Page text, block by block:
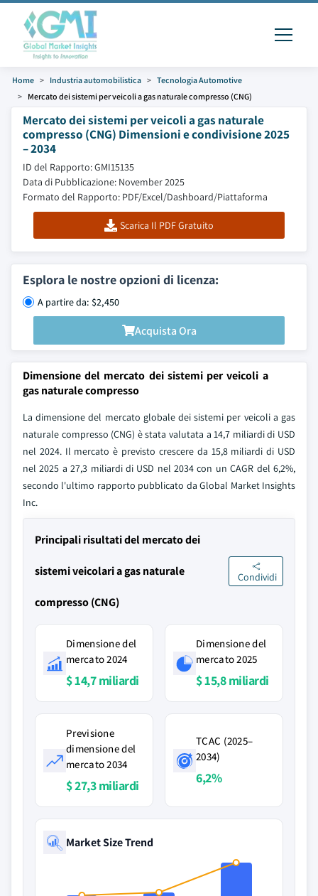
Home Industria automobilistica
Tecnologia Automotive
Mercato dei sistemi per veicoli a gas naturale compresso (CNG)
Mercato dei sistemi per veicoli a gas naturale
compresso (CNG) Dimensioni e condivisione 2025
– 2034
ID del Rapporto: GMI15135
Data di Pubblicazione: November 2025
Formato del Rapporto: PDF/Excel/Dashboard/Piattaforma
Scarica Il PDF Gratuito
Esplora le nostre opzioni di licenza:
A partire da: $2,450
Acquista Ora
Dimensione del mercato dei sistemi per veicoli a
gas naturale compresso
La dimensione del mercato globale dei sistemi per veicoli a gas
naturale compresso (CNG) è stata valutata a 14,7 miliardi di USD
nel 2024. Il mercato è previsto crescere da 15,8 miliardi di USD
nel 2025 a 27,3 miliardi di USD nel 2034 con un CAGR del 6,2%,
secondo l'ultimo rapporto pubblicato da Global Market Insights
Inc.
Principali risultati del mercato dei
sistemi veicolari a gas naturale
compresso (CNG)
Condividi
Dimensione del
mercato 2024
$ 14,7 miliardi
Dimensione del
mercato 2025
$ 15,8 miliardi
Previsione
dimensione del
mercato 2034
$ 27,3 miliardi
TCAC (2025–
2034)
6,2%
Market Size Trend